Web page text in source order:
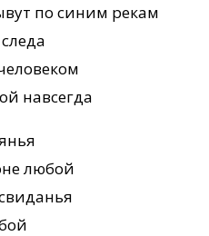
по синим рекам
навсегда
любой